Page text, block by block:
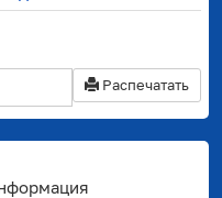
Распечатать